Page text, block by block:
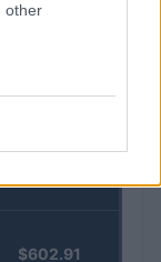
otherPrecio
$602.91